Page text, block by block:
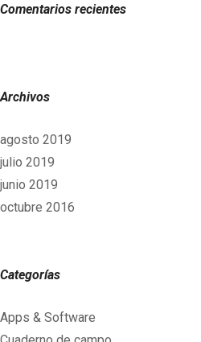
Comentarios recientes
Archivos
agosto 2019
julio 2019
junio 2019
octubre 2016
Categorías
Apps & Software